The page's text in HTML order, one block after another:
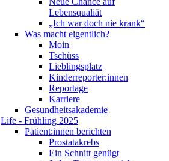
Lebensqualiät
„Ich war doch nie krank“
Was macht eigentlich?
Moin
Tschüss
Lieblingsplatz
Kinderreporter:innen
Reportage
Karriere
Gesundheitsakademie
Life - Frühling 2025
Patient:innen berichten
Prostatakrebs
Ein Schnitt genügt